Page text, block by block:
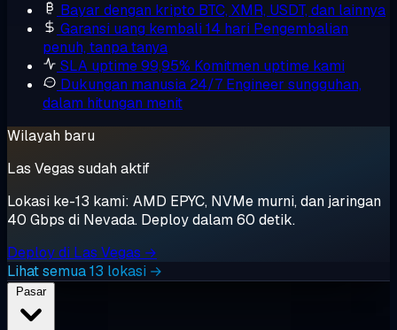
Bayar dengan kripto BTC, XMR, USDT, dan lainnya
Garansi uang kembali 14 hari Pengembalian
penuh, tanpa tanya
SLA uptime 99,95% Komitmen uptime kami
Dukungan manusia 24/7 Engineer sungguhan,
dalam hitungan menit
Wilayah baru
Las Vegas sudah aktif
Lokasi ke-13 kami: AMD EPYC, NVMe murni, dan jaringan
40 Gbps di Nevada. Deploy dalam 60 detik.
Deploy di Las Vegas →
Lihat semua 13 lokasi →
Pasar